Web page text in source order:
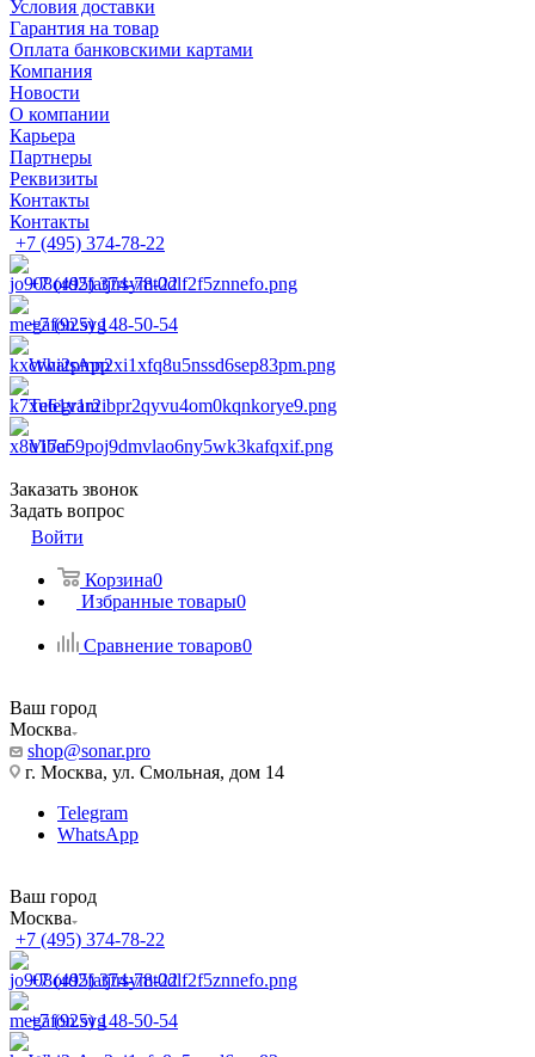
Условия доставки
Гарантия на товар
Оплата банковскими картами
Компания
Новости
О компании
Карьера
Партнеры
Реквизиты
Контакты
Контакты
+7 (495) 374-78-22
+7 (495) 374-78-22
+7 (925) 148-50-54
WhatsApp
Telegram
Viber
Заказать звонок
Задать вопрос
Войти
Корзина0
Избранные товары0
Сравнение товаров0
Ваш город
Москва
shop@sonar.pro
г. Москва, ул. Смольная, дом 14
Telegram
WhatsApp
Ваш город
Москва
+7 (495) 374-78-22
+7 (495) 374-78-22
+7 (925) 148-50-54